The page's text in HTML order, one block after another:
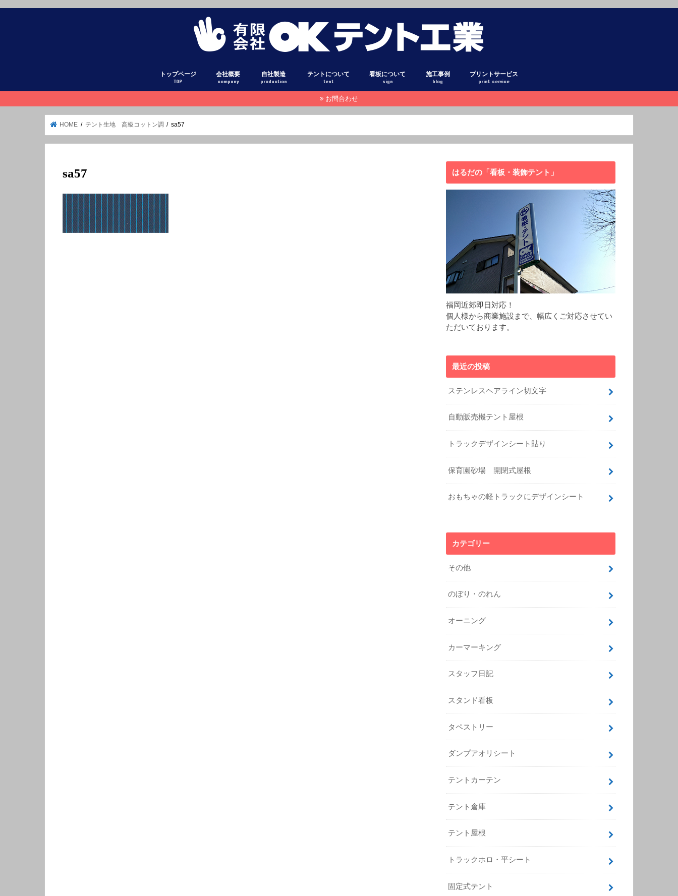
トップページ
TOP
会社概要
company
自社製造
production
テントについて
tent
オーニング
固定式テント
ダンプ アオリシート
トラック 幌シート
テント生地 光沢
テント生地 布目調
テント生地 高耐候素材
テント生地 糸入り透明シート
テント生地 高級コットン調
テント用粘着フィルム
看板について
sign
施工事例
blog
プリントサービス
print service
お問合わせ
HOME テント生地 高級コットン調 sa57
sa57 はるだの「看板・装飾テント」
福岡近郊即日対応！
個人様から商業施設まで、幅広くご対応させてい
ただいております。
最近の投稿
ステンレスヘアライン切文字
自動販売機テント屋根
トラックデザインシート貼り
保育園砂場 開閉式屋根
おもちゃの軽トラックにデザインシート
カテゴリー
その他
のぼり・のれん
オーニング
カーマーキング
スタッフ日記
スタンド看板
タペストリー
ダンプアオリシート
テントカーテン
テント倉庫
テント屋根
トラックホロ・平シート
固定式テント